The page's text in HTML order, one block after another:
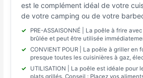
est le complément idéal de votre
de votre camping ou de votre
PRE-ASSAISONNÉ | La poêle à frire
brûlée et peut être utilisée
CONVIENT POUR | La poêle à griller en
presque toutes les cuisinières à gaz,
autres ou directement dans le feu ou le
UTILISATION | La poêle est idéale pour
plats grillés. Conseil : Placez vos